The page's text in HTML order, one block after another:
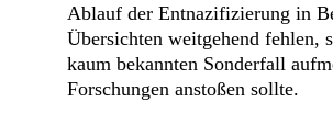
Ablauf der Entnazifizierung in
Übersichten weitgehend fehlen,
kaum bekannten Sonderfall
Forschungen anstoßen sollte.